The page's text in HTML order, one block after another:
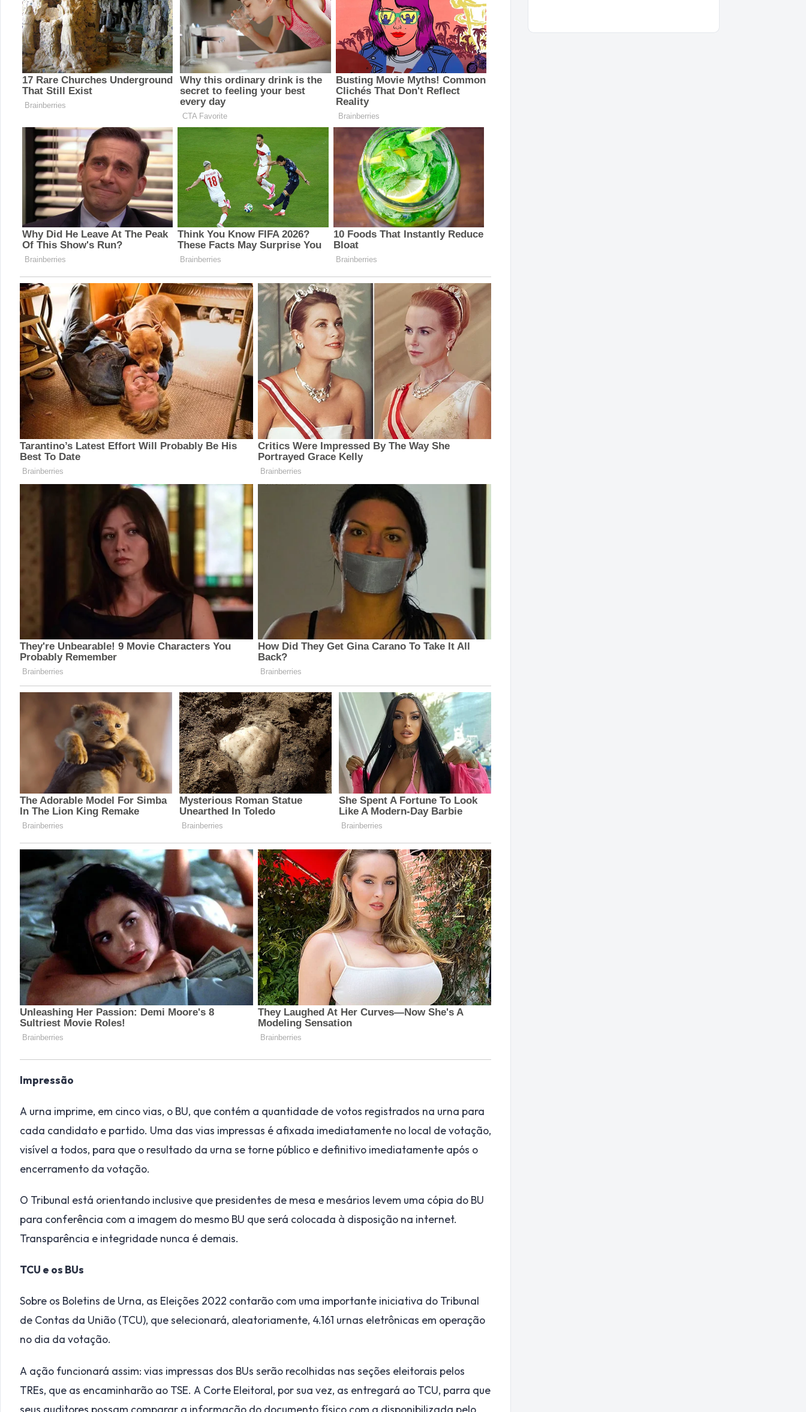
Impressão
A urna imprime, em cinco vias, o BU, que contém a quantidade de votos registrados na urna para
cada candidato e partido. Uma das vias impressas é afixada imediatamente no local de votação,
visível a todos, para que o resultado da urna se torne público e definitivo imediatamente após o
encerramento da votação.
O Tribunal está orientando inclusive que presidentes de mesa e mesários levem uma cópia do BU
para conferência com a imagem do mesmo BU que será colocada à disposição na internet.
Transparência e integridade nunca é demais.
TCU e os BUs
Sobre os Boletins de Urna, as Eleições 2022 contarão com uma importante iniciativa do Tribunal
de Contas da União (TCU), que selecionará, aleatoriamente, 4.161 urnas eletrônicas em operação
no dia da votação.
A ação funcionará assim: vias impressas dos BUs serão recolhidas nas seções eleitorais pelos
TREs, que as encaminharão ao TSE. A Corte Eleitoral, por sua vez, as entregará ao TCU, parra que
seus auditores possam comparar a informação do documento físico com a disponibilizada pelo